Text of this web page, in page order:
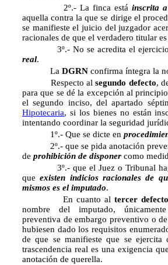
2º.- La finca estáinscrita
aquella contra la que se dirige el
se manifieste el juicio del juzgador
racionales de que el verdadero titular
3º.- No se acredita el ejercicio
real.
La DGRN confirma íntegra la
Respecto alsegundo defecto,
para que se dé la excepción al
el segundo inciso, del apartado
Hipotecaria, si los bienes no están
intentando coordinar la seguridad
1º.- Que se dicte en
2º.- que se pida anotación
de prohibición de disponer como
3º.- que el Juez o Tribunal haga
queexisten indicios racionales de
mismos es el imputado.
En cuanto al tercer
nombre del imputado,
preventiva de embargo preventivo o
hubiesen dado los requisitos
de que se manifieste que se ejercita
trascendencia real es una exigencia
anotación de querella.